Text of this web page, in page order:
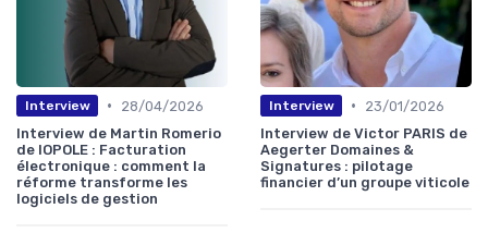
Interview •
28/04/2026
Interview de Martin Romerio
de IOPOLE : Facturation
électronique : comment la
réforme transforme les
logiciels de gestion
Interview •
23/01/2026
Interview de Victor PARIS de
Aegerter Domaines &
Signatures : pilotage
financier d’un groupe viticole